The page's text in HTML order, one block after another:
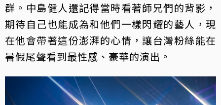
群。中島健人還記得當時看著師兄們的背影，
期待自己也能成為和他們一樣閃耀的藝人，現
在他會帶著這份澎湃的心情，讓台灣粉絲能在
暑假尾聲看到最性感、豪華的演出。